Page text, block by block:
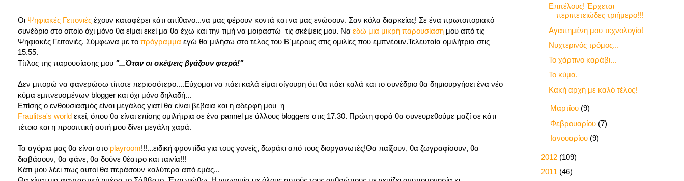
Οι Ψηφιακές Γειτονιές έχουν καταφέρει κάτι απίθανο...να μας φέρουν κοντά και να μας ενώσουν. Σαν κόλα διαρκείας! Σε ένα πρωτοποριακό
συνέδριο στο οποίο όχι μόνο θα είμαι εκεί μα θα έχω και την τιμή να μοιραστώ τις σκέψεις μου. Να εδώ μια μικρή παρουσίαση μου από τις
Ψηφιακές Γειτονιές. Σύμφωνα με το πρόγραμμα εγώ θα μιλήσω στο τέλος του Β΄μέρους στις ομιλίες που εμπνέουν.Τελευταία ομιλήτρια στις
15.55.
Τίτλος της παρουσίασης μου "...Όταν οι σκέψεις βγάζουν φτερά!"
Δεν μπορώ να φανερώσω τίποτε περισσότερο....Εύχομαι να πάει καλά είμαι σίγουρη ότι θα πάει καλά και το συνέδριο θα δημιουργήσει ένα νέο
κύμα εμπνευσμένων blogger και όχι μόνο δηλαδή...
Επίσης ο ενθουσιασμός είναι μεγάλος γιατί θα είναι βέβαια και η αδερφή μου η
Fraulitsa's world εκεί, όπου θα είναι επίσης ομιλήτρια σε ένα pannel με άλλους bloggers στις 17.30. Πρώτη φορά θα συνευρεθούμε μαζί σε κάτι
τέτοιο και η προοπτική αυτή μου δίνει μεγάλη χαρά.
Τα αγόρια μας θα είναι στο playroom!!!...ειδική φροντίδα για τους γονείς, δωράκι από τους διοργανωτές!Θα παίξουν, θα ζωγραφίσουν, θα
διαβάσουν, θα φάνε, θα δούνε θέατρο και ταινία!!!
Κάτι μου λέει πως αυτοί θα περάσουν καλύτερα από εμάς...
Επιτέλους! Έρχεται
περιπετειώδες τριήμερο!!!
Αγαπημένη μου τεχνολογία!
Νυχτερινός τρόμος...
Το χάρτινο καράβι...
Το κύμα.
Κακή αρχή με καλό τέλος!
Μαρτίου (9)
Φεβρουαρίου (7)
Ιανουαρίου (9)
2012 (109)
2011 (46)